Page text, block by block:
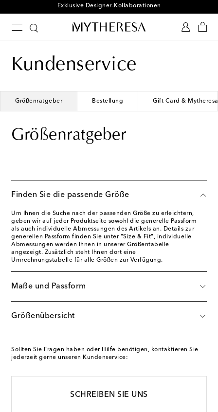
Exklusive Designer-Kollaborationen
Kundenservice
Größenratgeber Bestellung Gift Card &
Größenratgeber
Finden Sie die passende Größe
Um Ihnen die Suche nach der passenden Größe zu erleichtern,
geben wir auf jeder Produktseite sowohl die generelle Passform
als auch individuelle Abmessungen des Artikels an. Details zur
generellen Passform finden Sie unter "Size & Fit", individuelle
Abmessungen werden Ihnen in unserer Größentabelle
angezeigt. Zusätzlich steht Ihnen dort eine
Umrechnungstabelle für alle Größen zur Verfügung.
Maße und Passform
Größenübersicht
Sollten Sie Fragen haben oder Hilfe benötigen, kontaktieren Sie
jederzeit gerne unseren Kundenservice:
SCHREIBEN SIE UNS